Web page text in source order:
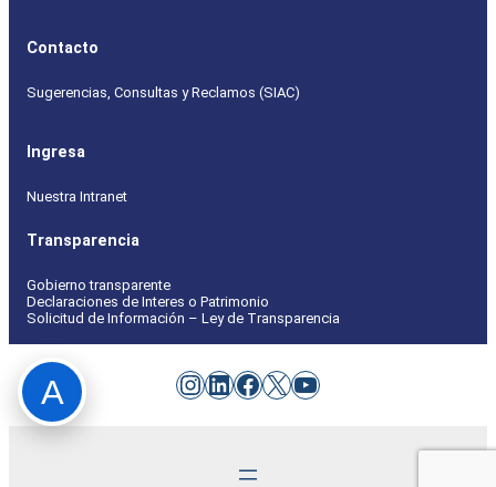
Contacto
Sugerencias, Consultas y Reclamos (SIAC)
Ingresa
Nuestra Intranet
Transparencia
Gobierno transparente
Declaraciones de Interes o Patrimonio
Solicitud de Información – Ley de Transparencia
Instagram
LinkedIn
Facebook
X YouTube
A